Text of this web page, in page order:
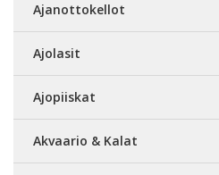
Ajanottokellot
Ajolasit
Ajopiiskat
Akvaario & Kalat